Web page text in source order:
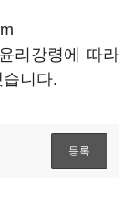
리강령에 따라
니다.